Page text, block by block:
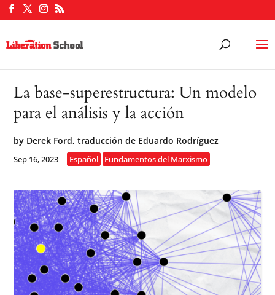
La base-superestructura: Un modelo
para el análisis y la acción
by Derek Ford, traducción de Eduardo Rodríguez
Sep 16, 2023 Español Fundamentos del Marxismo